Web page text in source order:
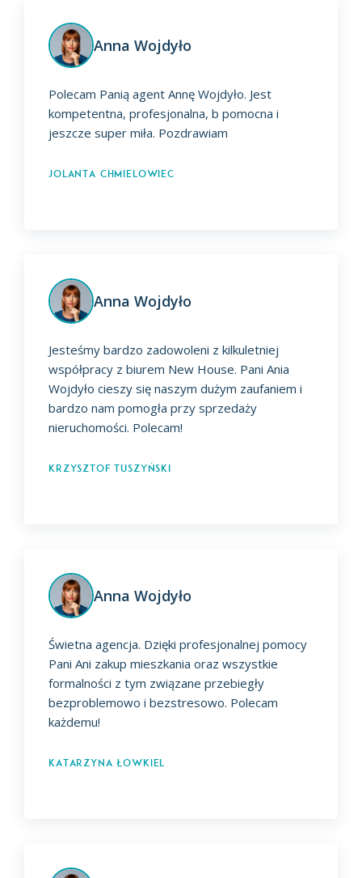
Anna Wojdyło
Polecam Panią agent Annę Wojdyło. Jest
kompetentna, profesjonalna, b pomocna i
jeszcze super miła. Pozdrawiam
Jolanta Chmielowiec
Anna Wojdyło
Jesteśmy bardzo zadowoleni z kilkuletniej
współpracy z biurem New House. Pani Ania
Wojdyło cieszy się naszym dużym zaufaniem i
bardzo nam pomogła przy sprzedaży
nieruchomości. Polecam!
Krzysztof Tuszyński
Anna Wojdyło
Świetna agencja. Dzięki profesjonalnej pomocy
Pani Ani zakup mieszkania oraz wszystkie
formalności z tym związane przebiegły
bezproblemowo i bezstresowo. Polecam
każdemu!
Katarzyna Łowkiel